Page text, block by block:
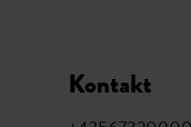
Kontakt